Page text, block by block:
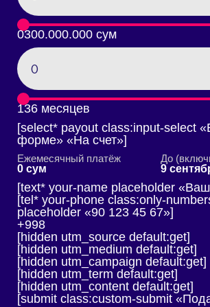
0300.000.000 сум
136 месяцев
[select* payout class:input-select
форме» «На счет»]
Ежемесячный платёж
0 сум
До
9
[text* your-name placeholder
[tel* your-phone class:only-
placeholder «90 123 45 67»]
+998
[hidden utm_source default:get]
[hidden utm_medium default:get]
[hidden utm_campaign default:get]
[hidden utm_term default:get]
[hidden utm_content default:get]
[submit class:custom-submit